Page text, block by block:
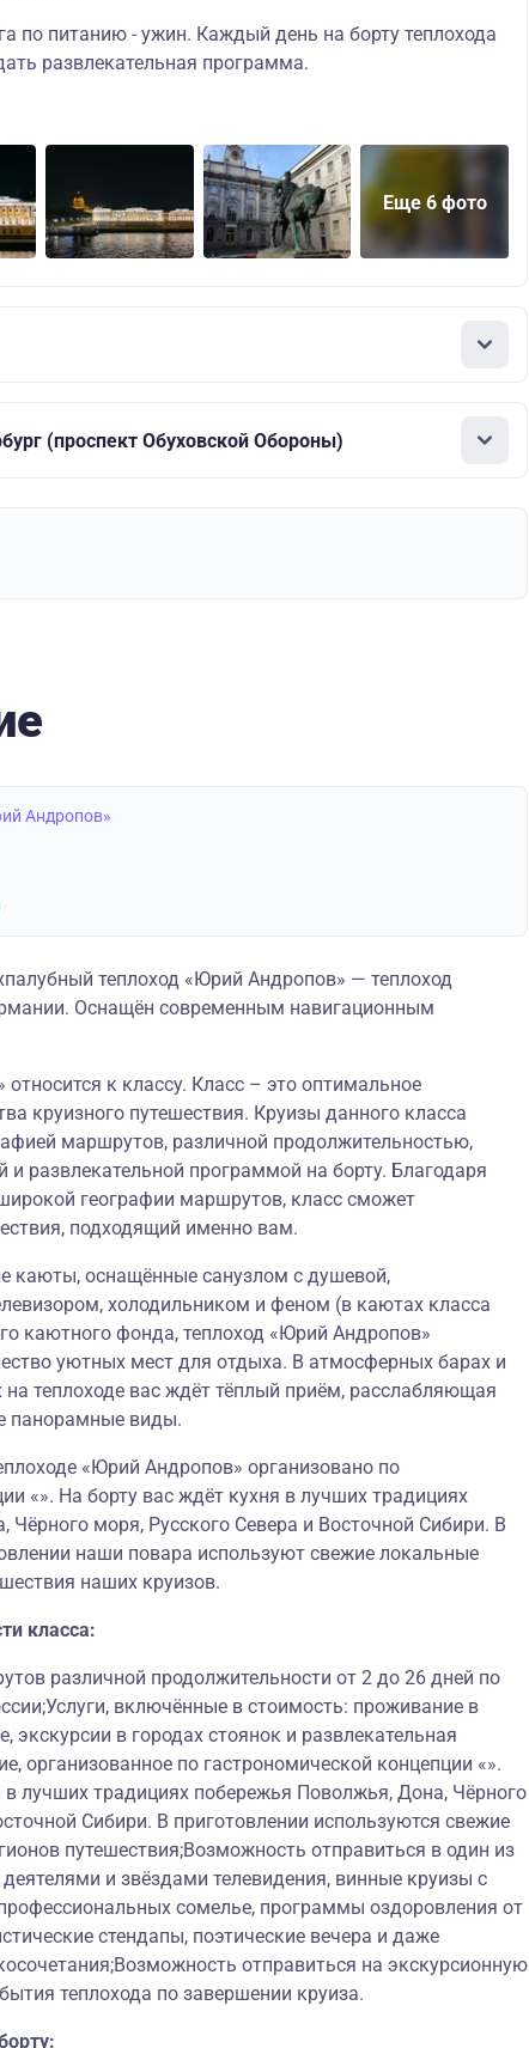
по питанию - ужин. Каждый день на борту теплохода
развлекательная программа.
Еще 6 фото
(проспект Обуховской Обороны)
Андропов»
теплоход «Юрий Андропов» — теплоход
Оснащён современным навигационным
к классу. Класс – это оптимальное
круизного путешествия. Круизы данного класса
маршрутов, различной продолжительностью,
и развлекательной программой на борту. Благодаря
географии маршрутов, класс сможет
подходящий именно вам.
каюты, оснащённые санузлом с душевой,
холодильником и феном (в каютах класса
каютного фонда, теплоход «Юрий Андропов»
уютных мест для отдыха. В атмосферных барах и
на теплоходе вас ждёт тёплый приём, расслабляющая
панорамные виды.
«Юрий Андропов» организовано по
«». На борту вас ждёт кухня в лучших традициях
моря, Русского Севера и Восточной Сибири. В
наши повара используют свежие локальные
наших круизов.
класса:
различной продолжительности от 2 до 26 дней по
включённые в стоимость: проживание в
экскурсии в городах стоянок и развлекательная
организованное по гастрономической концепции «».
в лучших традициях побережья Поволжья, Дона, Чёрного
Сибири. В приготовлении используются свежие
путешествия;Возможность отправиться в один из
и звёздами телевидения, винные круизы с
сомелье, программы оздоровления от
стендапы, поэтические вечера и даже
отправиться на экскурсионную
теплохода по завершении круиза.